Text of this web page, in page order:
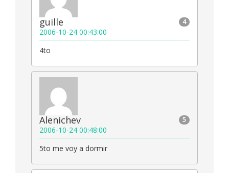
4
guille
2006-10-24 00:43:00
4to
5
Alenichev
2006-10-24 00:48:00
5to me voy a dormir